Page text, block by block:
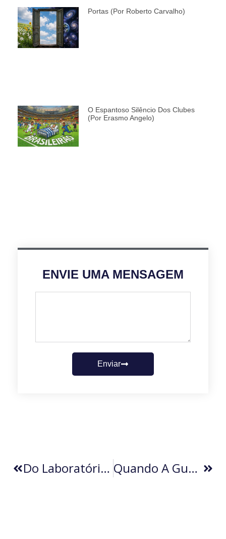
Portas (por Roberto Carvalho)
O Espantoso Silêncio Dos Clubes
(por Erasmo Angelo)
ENVIE UMA MENSAGEM
Enviar
Do Laboratório Ao Pasto: Ciência Corta Perdas Quando A Guerra Seca O Dinheiro Da Floresta